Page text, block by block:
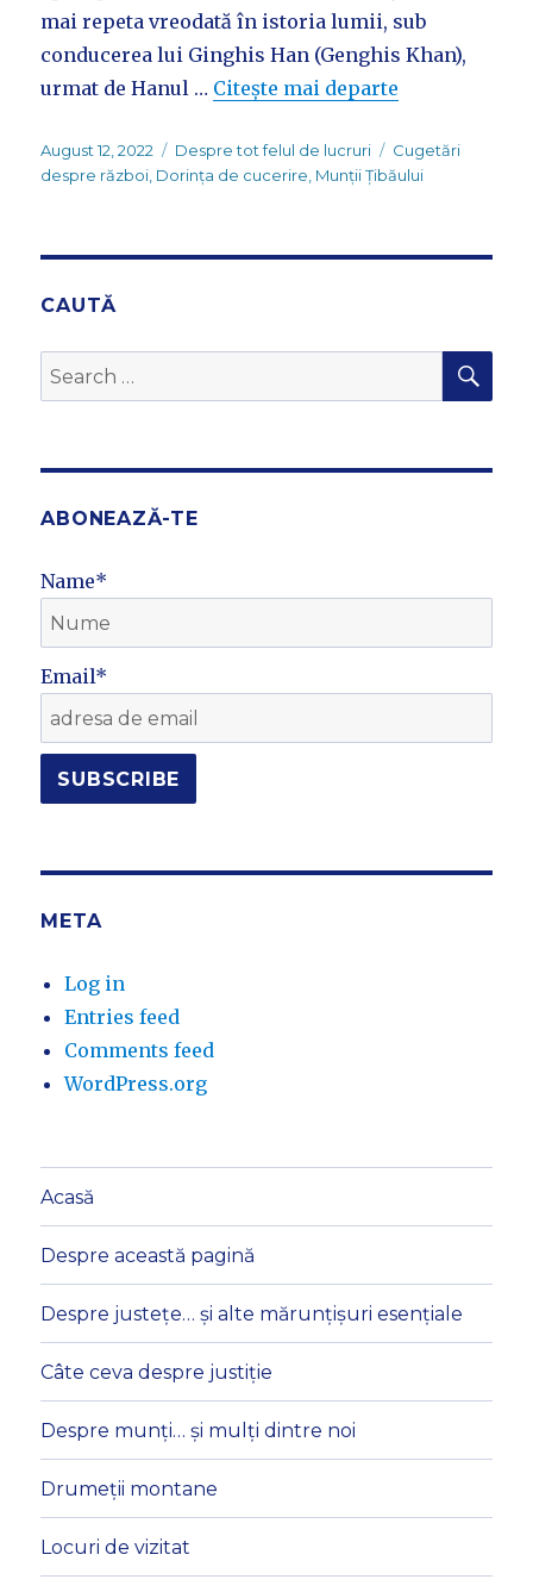
mai repeta vreodată în istoria lumii, sub
conducerea lui Ginghis Han (Genghis Khan),
urmat de Hanul … Citește mai departe
Posted
on
August 12, 2022 Categories
Despre tot felul de lucruri Tags
Cugetări
despre război Dorința de cucerire Munții Țibăului
CAUTĂ
Search
for:
ABONEAZĂ-TE
Name*
Email*
META
Log in
Entries feed
Comments feed
WordPress.org
Acasă
Despre această pagină
Despre justețe… și alte mărunțișuri esențiale
Câte ceva despre justiție
Despre munți… și mulți dintre noi
Drumeții montane
Locuri de vizitat